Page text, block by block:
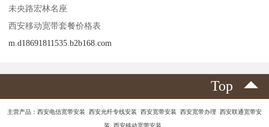
未央路宏林名座
西安移动宽带套餐价格表
m.d18691811535.b2b168.com
Top
主营产品：西安电信宽带安装 西安光纤专线安装 西安宽带安装 西安宽带办理 西安联通宽带安
装 西安移动宽带安装